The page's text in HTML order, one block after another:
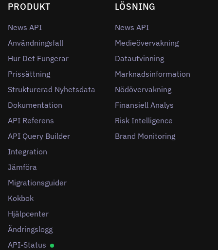
PRODUKT
News API
Användningsfall
Hur Det Fungerar
Prissättning
Strukturerad Nyhetsdata
Dokumentation
API Referens
API Query Builder
Integration
Jämföra
Migrationsguider
Kokbok
Hjälpcenter
Ändringslogg
API-Status
LÖSNING
News API
Medieövervakning
Datautvinning
Marknadsinformation
Nödövervakning
Finansiell Analys
Risk Intelligence
Brand Monitoring